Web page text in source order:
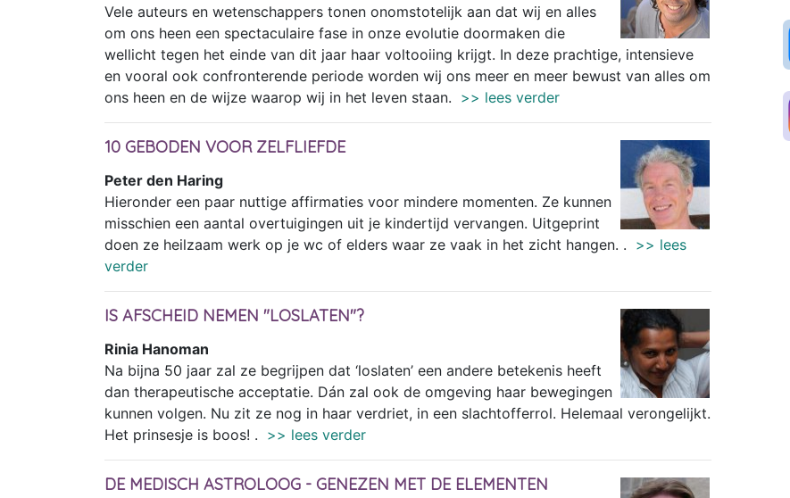
Vele auteurs en wetenschappers tonen onomstotelijk aan dat wij en alles
om ons heen een spectaculaire fase in onze evolutie doormaken die
wellicht tegen het einde van dit jaar haar voltooiing krijgt. In deze prachtige, intensieve
en vooral ook confronterende periode worden wij ons meer en meer bewust van alles om
ons heen en de wijze waarop wij in het leven staan. >> lees verder
10 GEBODEN VOOR ZELFLIEFDE
Peter den Haring
Hieronder een paar nuttige affirmaties voor mindere momenten. Ze kunnen
misschien een aantal overtuigingen uit je kindertijd vervangen. Uitgeprint
doen ze heilzaam werk op je wc of elders waar ze vaak in het zicht hangen. . >> lees
verder
IS AFSCHEID NEMEN "LOSLATEN"?
Rinia Hanoman
Na bijna 50 jaar zal ze begrijpen dat ‘loslaten’ een andere betekenis heeft
dan therapeutische acceptatie. Dán zal ook de omgeving haar bewegingen
kunnen volgen. Nu zit ze nog in haar verdriet, in een slachtofferrol. Helemaal verongelijkt.
Het prinsesje is boos! . >> lees verder
DE MEDISCH ASTROLOOG - GENEZEN MET DE ELEMENTEN